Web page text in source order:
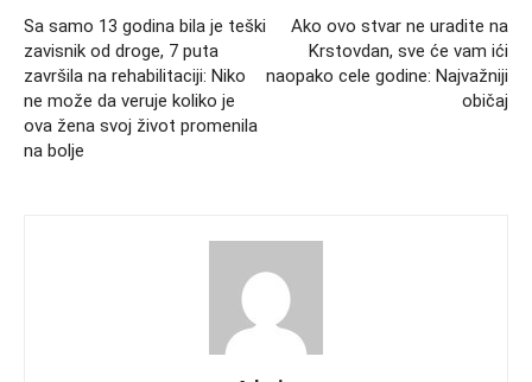
Sa samo 13 godina bila je teški
zavisnik od droge, 7 puta
završila na rehabilitaciji: Niko
ne može da veruje koliko je
ova žena svoj život promenila
na bolje
Ako ovo stvar ne uradite na
Krstovdan, sve će vam ići
naopako cele godine: Najvažniji
običaj